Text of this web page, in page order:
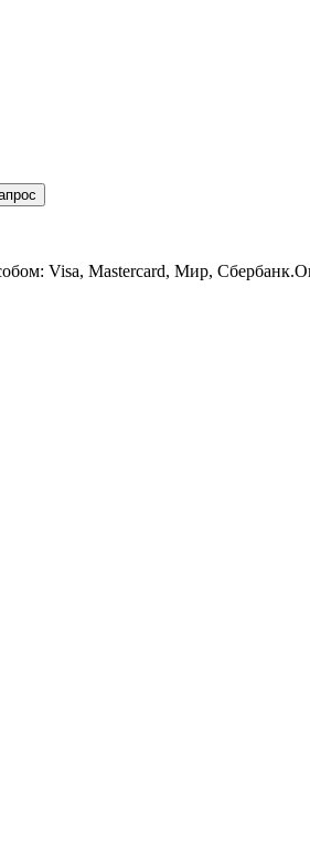
Visa, Mastercard, Мир,